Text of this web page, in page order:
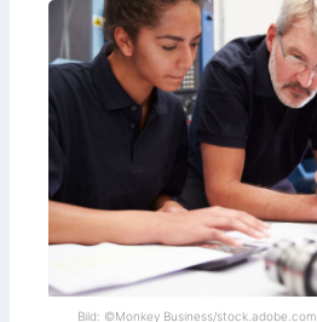
Bild: ©Monkey Business/stock.adobe.com